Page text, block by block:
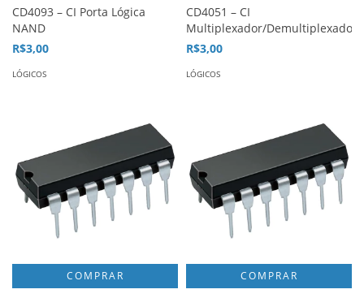
CD4093 – CI Porta Lógica
NAND
R$3,00
LÓGICOS
CD4051 – CI
Multiplexador/Demultiplexador
R$3,00
LÓGICOS